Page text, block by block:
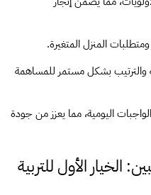
المنزل المتغيرة.
– الحرص على المحافظة على النظافة والترتيب بشكل مستمر للمساهمة
– التحلي بالمسؤولية والالتزام في أداء الواجبات اليومية، مما يعزز من جودة
استقدام شغالات من الفلبين: الخيار الأول للتربية